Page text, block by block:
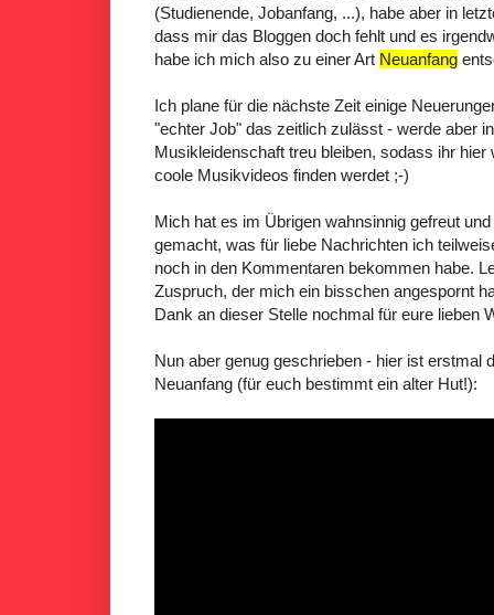
(Studienende, Jobanfang, ...), habe aber in
dass mir das Bloggen doch fehlt und es
habe ich mich also zu einer Art Neuanfang
Ich plane für die nächste Zeit einige
"echter Job" das zeitlich zulässt - werde aber
Musikleidenschaft treu bleiben, sodass ihr
coole Musikvideos finden werdet ;-)
Mich hat es im Übrigen wahnsinnig gefreut
gemacht, was für liebe Nachrichten ich
noch in den Kommentaren bekommen habe.
Zuspruch, der mich ein bisschen angespornt
Dank an dieser Stelle nochmal für eure lieben
Nun aber genug geschrieben - hier ist erstmal
Neuanfang (für euch bestimmt ein alter Hut!):